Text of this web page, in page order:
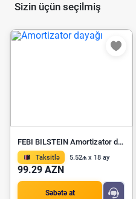
Sizin üçün seçilmiş
FEBI BILSTEIN Amortizator dayağı 100409
Taksitlə 5.52₼ x 18 ay
99.29 AZN
Səbətə at